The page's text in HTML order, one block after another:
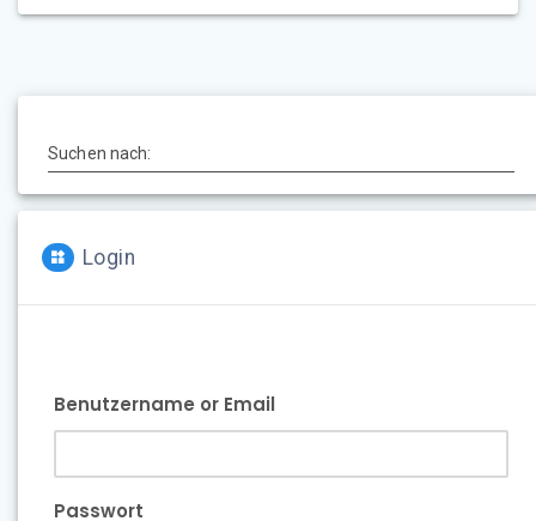
Suchen nach:
Login
Benutzername or Email
Passwort